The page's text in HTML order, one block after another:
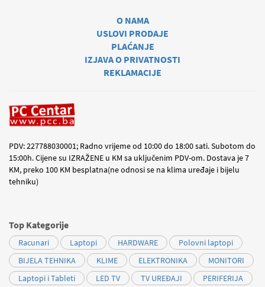
O NAMA
USLOVI PRODAJE
PLAĆANJE
IZJAVA O PRIVATNOSTI
REKLAMACIJE
PDV: 227788030001; Radno vrijeme od 10:00 do 18:00 sati. Subotom do
15:00h. Cijene su IZRAŽENE u KM sa uključenim PDV-om. Dostava je 7
KM, preko 100 KM besplatna(ne odnosi se na klima uređaje i bijelu
tehniku)
Top Kategorije
Racunari Laptopi HARDWARE
Polovni laptopi
BIJELA TEHNIKA
KLIME ELEKTRONIKA
MONITORI
Laptopi i Tableti
LED TV TV UREĐAJI
PERIFERIJA